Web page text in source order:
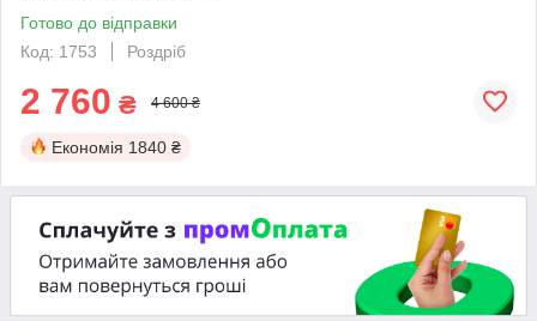
Готово до відправки
Код: 1753
Роздріб
2 760 ₴ 4 600 ₴
Економія 1840 ₴